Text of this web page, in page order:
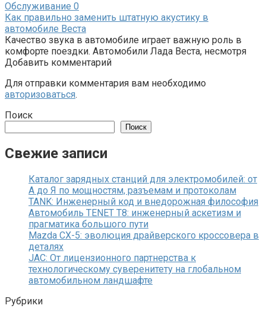
Обслуживание 0
Как правильно заменить штатную акустику в
автомобиле Веста
Качество звука в автомобиле играет важную роль в
комфорте поездки. Автомобили Лада Веста, несмотря
Добавить комментарий
Для отправки комментария вам необходимо
авторизоваться.
Поиск
Поиск
Свежие записи
Каталог зарядных станций для электромобилей: от
А до Я по мощностям, разъемам и протоколам
TANK: Инженерный код и внедорожная философия
Автомобиль TENET T8: инженерный аскетизм и
прагматика большого пути
Mazda CX-5: эволюция драйверского кроссовера в
деталях
JAC: От лицензионного партнерства к
технологическому суверенитету на глобальном
автомобильном ландшафте
Рубрики